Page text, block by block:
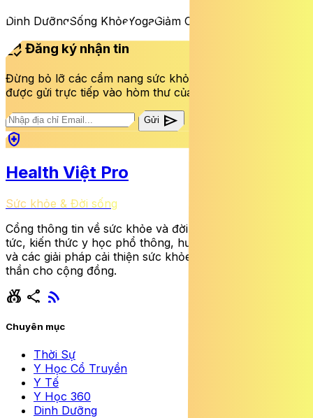
Dinh DưỡngSống KhỏeYogaGiảm Cân
mark_email_read Đăng ký nhận tin
Đừng bỏ lỡ các cẩm nang sức khỏe và bài viết mới nhất
được gửi trực tiếp vào hòm thư của bạn mỗi tuần.
Gửi send
health_and_safety
Health Việt Pro
Sức khỏe & Đời sống
Cổng thông tin về sức khỏe và đời sống cung cấp tin
tức, kiến thức y học phổ thông, hướng dẫn dinh dưỡng
và các giải pháp cải thiện sức khỏe thể chất lẫn tinh
thần cho cộng đồng.
social_leaderboard share rss_feed
Chuyên mục
Thời Sự
Y Học Cổ Truyền
Y Tế
Y Học 360
Dinh Dưỡng